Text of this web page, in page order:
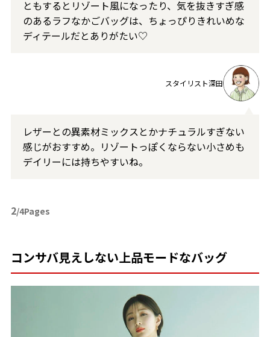
ともするとリゾート風になったり、気を抜きすぎ感
のあるラフなかごバッグは、ちょっぴりきれいめな
ディテールだとありがたい♡
スタイリスト深田
レザーとの異素材ミックスとかナチュラルすぎない
感じがおすすめ。リゾートっぽくならない小さめも
デイリーには持ちやすいね。
2/4Pages
コンサバ見えしない上品モードなバッグ